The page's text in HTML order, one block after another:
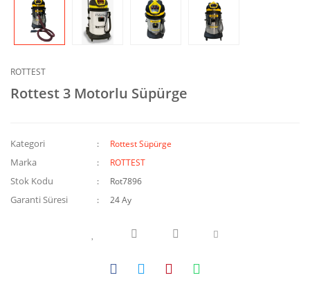
ROTTEST
Rottest 3 Motorlu Süpürge
Kategori Rottest Süpürge
Marka ROTTEST
Stok Kodu Rot7896
Garanti Süresi 24 Ay